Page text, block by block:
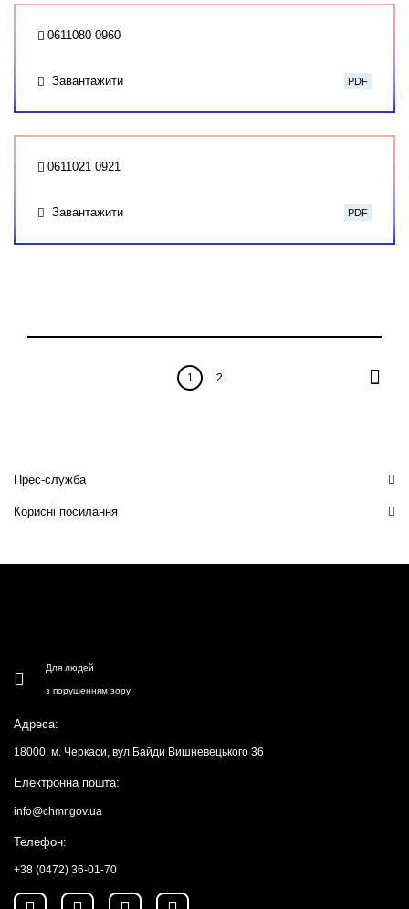
0611080 0960
Завантажити PDF
0611021 0921
Завантажити PDF
1 2
Прес-служба
Корисні посилання
Для людей
з порушенням зору
Адреса:
18000, м. Черкаси, вул.Байди Вишневецького 36
Електронна пошта:
info@chmr.gov.ua
Телефон:
+38 (0472) 36-01-70